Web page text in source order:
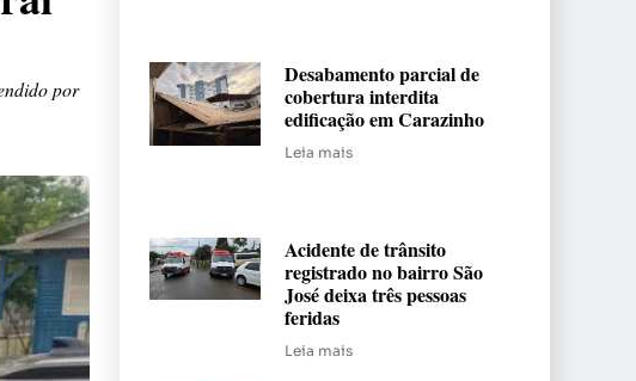
por
Desabamento parcial de
cobertura interdita
edificação em Carazinho
Leia mais
Acidente de trânsito
registrado no bairro São
José deixa três pessoas
feridas
Leia mais